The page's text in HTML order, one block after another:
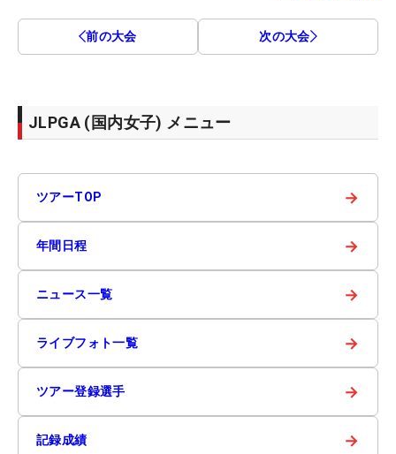
前の大会 次の大会
JLPGA (国内女子) メニュー
ツアーTOP →
年間日程 →
ニュース一覧 →
ライブフォト一覧 →
ツアー登録選手 →
記録成績 →